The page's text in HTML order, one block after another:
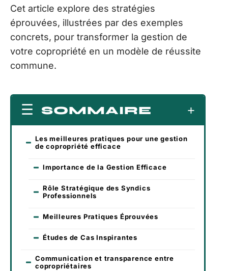
Cet article explore des stratégies
éprouvées, illustrées par des exemples
concrets, pour transformer la gestion de
votre copropriété en un modèle de réussite
commune.
SOMMAIRE
Les meilleures pratiques pour une gestion
de copropriété efficace
Importance de la Gestion Efficace
Rôle Stratégique des Syndics
Professionnels
Meilleures Pratiques Éprouvées
Études de Cas Inspirantes
Communication et transparence entre
copropriétaires